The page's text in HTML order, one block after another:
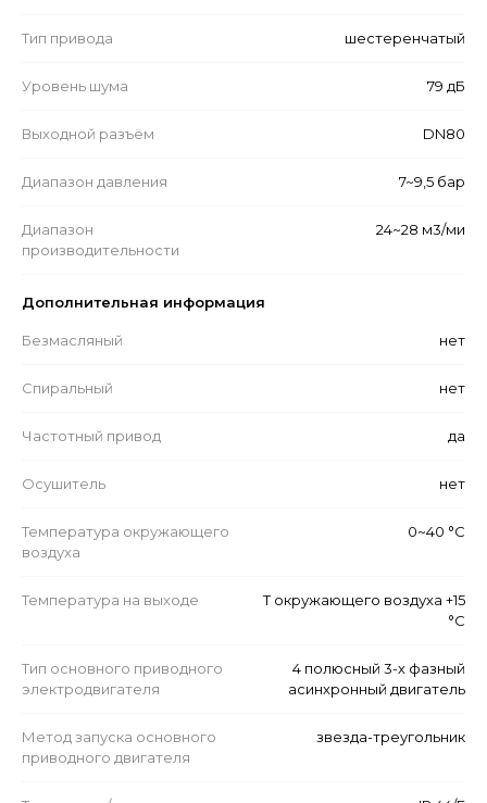
Тип привода шестеренчатый
Уровень шума 79 дБ
Выходной разъём DN80
Диапазон давления 7~9,5 бар
Диапазон
производительности
24~28 м3/ми
Дополнительная информация
Безмасляный нет
Спиральный нет
Частотный привод да
Осушитель нет
Температура окружающего
воздуха
0~40 °C
Температура на выходе
Т окружающего воздуха +15
°C
Тип основного приводного
электродвигателя
4 полюсный 3-х фазный
асинхронный двигатель
Метод запуска основного
приводного двигателя
звезда-треугольник